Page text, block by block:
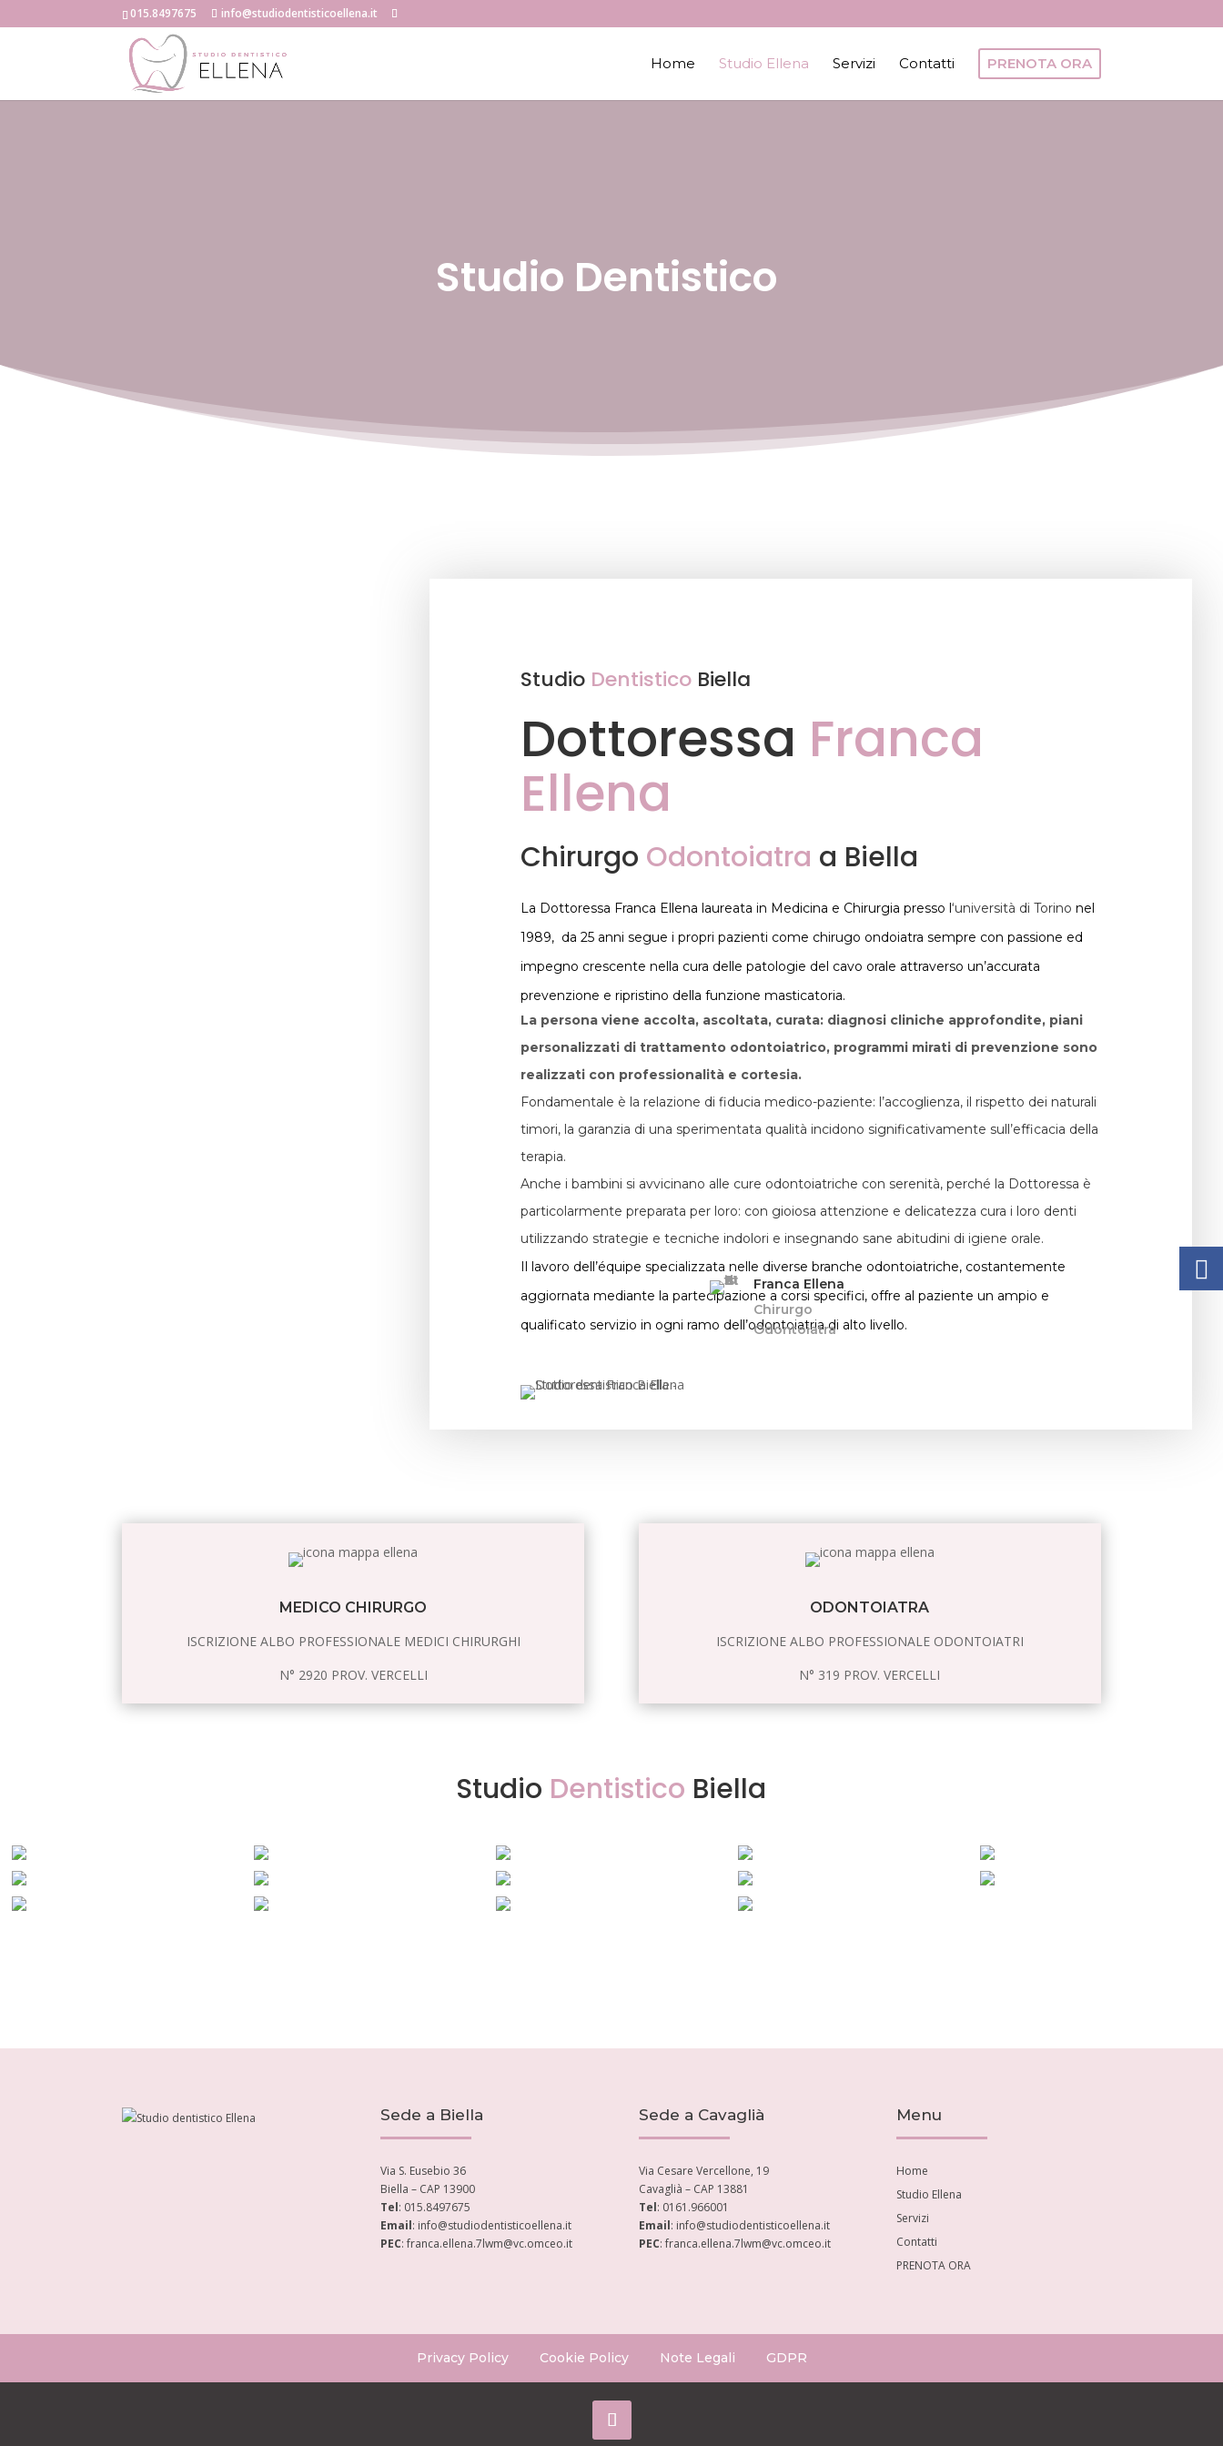
015.8497675 info@studiodentisticoellena.it
Home Studio Ellena Servizi Contatti PRENOTA ORA
Studio Dentistico
Studio Dentistico Biella
Dottoressa Franca
Ellena
Chirurgo Odontoiatra a Biella
La Dottoressa Franca Ellena laureata in Medicina e Chirurgia presso l‘università di Torino nel
1989, da 25 anni segue i propri pazienti come chirugo ondoiatra sempre con passione ed
impegno crescente nella cura delle patologie del cavo orale attraverso un’accurata
prevenzione e ripristino della funzione masticatoria.
La persona viene accolta, ascoltata, curata: diagnosi cliniche approfondite, piani
personalizzati di trattamento odontoiatrico, programmi mirati di prevenzione sono
realizzati con professionalità e cortesia.
Fondamentale è la relazione di fiducia medico-paziente: l’accoglienza, il rispetto dei naturali
timori, la garanzia di una sperimentata qualità incidono significativamente sull’efficacia della
terapia.
Anche i bambini si avvicinano alle cure odontoiatriche con serenità, perché la Dottoressa è
particolarmente preparata per loro: con gioiosa attenzione e delicatezza cura i loro denti
utilizzando strategie e tecniche indolori e insegnando sane abitudini di igiene orale.
Il lavoro dell’équipe specializzata nelle diverse branche odontoiatriche, costantemente
aggiornata mediante la partecipazione a corsi specifici, offre al paziente un ampio e
qualificato servizio in ogni ramo dell’odontoiatria di alto livello.
Franca Ellena
Chirurgo
Odontoiatra
MEDICO CHIRURGO
ISCRIZIONE ALBO PROFESSIONALE MEDICI CHIRURGHI
N° 2920 PROV. VERCELLI
ODONTOIATRA
ISCRIZIONE ALBO PROFESSIONALE ODONTOIATRI
N° 319 PROV. VERCELLI
Studio Dentistico Biella
Sede a Biella
Via S. Eusebio 36
Biella – CAP 13900
Tel: 015.8497675
Email: info@studiodentisticoellena.it
PEC: franca.ellena.7lwm@vc.omceo.it
Sede a Cavaglià
Via Cesare Vercellone, 19
Cavaglià – CAP 13881
Tel: 0161.966001
Email: info@studiodentisticoellena.it
PEC: franca.ellena.7lwm@vc.omceo.it
Menu
Home
Studio Ellena
Servizi
Contatti
PRENOTA ORA
Privacy Policy Cookie Policy Note Legali GDPR